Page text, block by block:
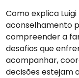
Como explica
aconselhamento
compreender a
desafios que
acompanhar,
decisões estejam